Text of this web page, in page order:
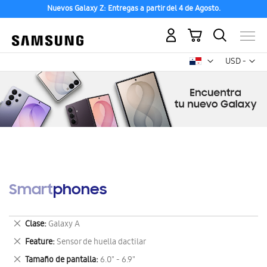
Nuevos Galaxy Z: Entregas a partir del 4 de Agosto.
USD -
dólar
Mi carrito
Smartphones
Clase Galaxy A
Eliminar
este
artículo
Feature Sensor de huella dactilar
Eliminar
este
Tamaño de pantalla 6.0" - 6.9"
Eliminar